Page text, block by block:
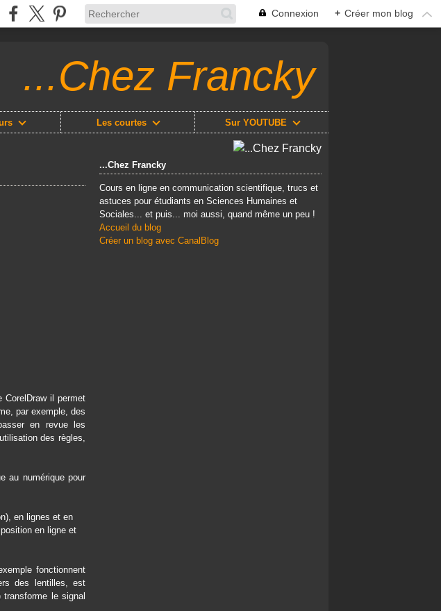
Connexion + Créer mon blog
...Chez Francky
Les courtes Sur YOUTUBE
CorelDraw il permet
par exemple, des
en revue les
des règles,
au numérique pour
en lignes et en
en ligne et
fonctionnent
des lentilles, est
le signal
...Chez Francky
Cours en ligne en communication scientifique, trucs et
astuces pour étudiants en Sciences Humaines et
Sociales... et puis... moi aussi, quand même un peu !
Accueil du blog
Créer un blog avec CanalBlog